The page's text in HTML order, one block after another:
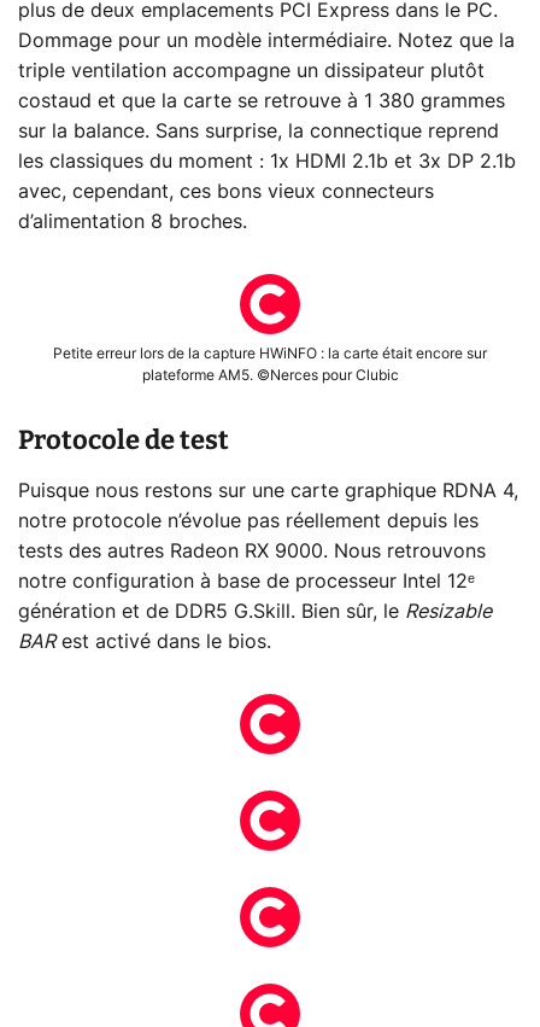
plus de deux emplacements PCI Express dans le PC.
Dommage pour un modèle intermédiaire. Notez que la
triple ventilation accompagne un dissipateur plutôt
costaud et que la carte se retrouve à 1 380 grammes
sur la balance. Sans surprise, la connectique reprend
les classiques du moment : 1x HDMI 2.1b et 3x DP 2.1b
avec, cependant, ces bons vieux connecteurs
d’alimentation 8 broches.
Petite erreur lors de la capture HWiNFO : la carte était encore sur
plateforme AM5. ©Nerces pour Clubic
Protocole de test
Puisque nous restons sur une carte graphique RDNA 4,
notre protocole n’évolue pas réellement depuis les
tests des autres Radeon RX 9000. Nous retrouvons
notre configuration à base de processeur Intel 12ᵉ
génération et de DDR5 G.Skill. Bien sûr, le Resizable
BARest activé dans le bios.